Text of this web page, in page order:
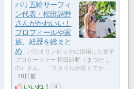
パリ五輪サーフィ
ン代表・松田詩野
さんがかわいい！
プロフィールや家
族、経歴を総まと
め
パリオリンピックに出場した女子
プロサーファー 松田詩野（まつだ し
の）さん。 「スタイルが良くてか…
70日前
いいね！ 0